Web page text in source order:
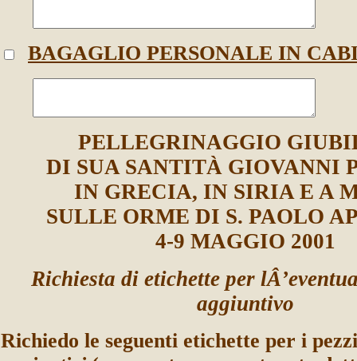
BAGAGLIO PERSONALE IN
PELLEGRINAGGIO
DI SUA SANTITÀ GIOVANNI
IN GRECIA, IN SIRIA E A
SULLE ORME DI S. PAOLO
4-9 MAGGIO 2001
Richiesta di etichette per
aggiuntivo
Richiedo le seguenti etichette per i